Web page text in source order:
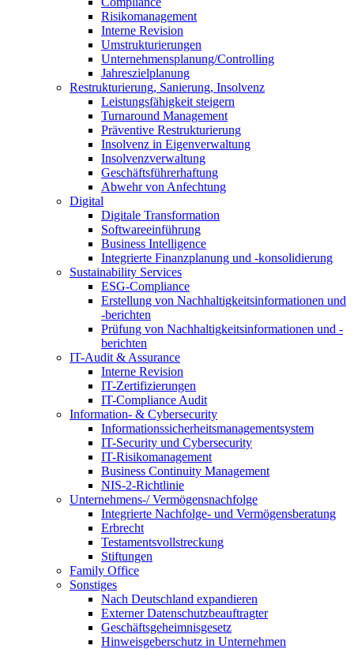
Risikomanagement
Interne Revision
Umstrukturierungen
Unternehmensplanung/Controlling
Jahreszielplanung
Restrukturierung, Sanierung, Insolvenz
Leistungsfähigkeit steigern
Turnaround Management
Präventive Restrukturierung
Insolvenz in Eigenverwaltung
Insolvenzverwaltung
Geschäftsführerhaftung
Abwehr von Anfechtung
Digital
Digitale Transformation
Softwareeinführung
Business Intelligence
Integrierte Finanzplanung und -konsolidierung
Sustainability Services
ESG-Compliance
Erstellung von Nachhaltigkeitsinformationen und
-berichten
Prüfung von Nachhaltigkeitsinformationen und -
berichten
IT-Audit & Assurance
Interne Revision
IT-Zertifizierungen
IT-Compliance Audit
Information- & Cybersecurity
Informationssicherheitsmanagementsystem
IT-Security und Cybersecurity
IT-Risikomanagement
Business Continuity Management
NIS-2-Richtlinie
Unternehmens-/Vermögensnachfolge
Integrierte Nachfolge- und Vermögensberatung
Erbrecht
Testamentsvollstreckung
Stiftungen
Family Office
Sonstiges
Nach Deutschland expandieren
Externer Datenschutzbeauftragter
Geschäftsgeheimnisgesetz
Hinweisgeberschutz in Unternehmen